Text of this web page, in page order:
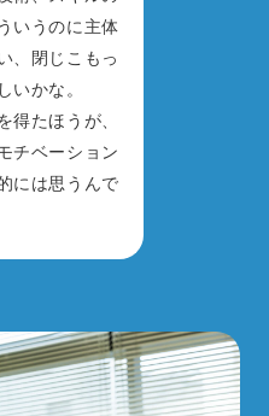
いうのに主体
、閉じこもっ
いかな。
得たほうが、
チベーション
には思うんで